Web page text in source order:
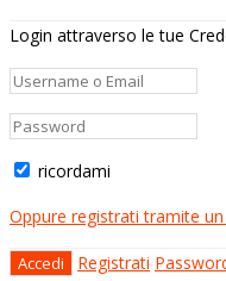
Login attraverso le tue
ricordami
Oppure registrati tramite
Registrati